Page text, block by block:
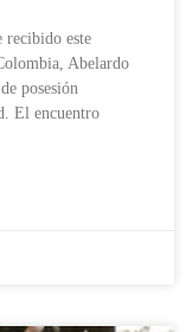
recibido este
Abelardo
posesión
El encuentro